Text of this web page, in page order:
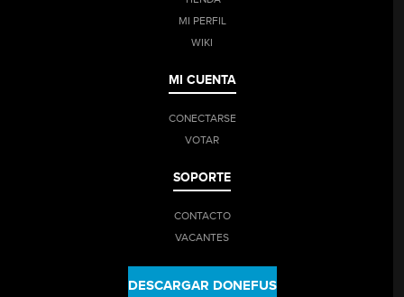
MI PERFIL
WIKI
MI CUENTA
CONECTARSE
VOTAR
SOPORTE
CONTACTO
VACANTES
DESCARGAR DONEFUS